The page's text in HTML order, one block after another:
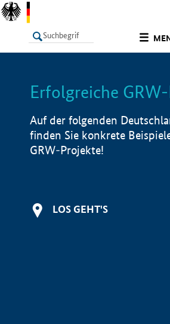
LISTE
Erfolgreiche
Auf der folgenden
finden Sie konkrete
GRW-Projekte!
LOS GEHT'S